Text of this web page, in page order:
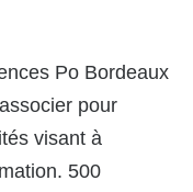
Po Bordeaux
pour
visant à
500